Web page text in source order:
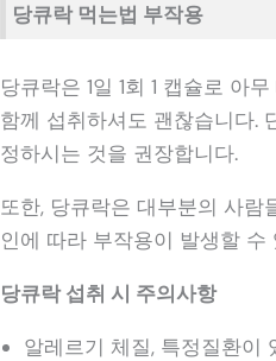
당큐락 먹는법 부작용
당큐락은 1일 1회 1 캡슐로 아
함께 섭취하셔도 괜찮습니다.
정하시는 것을 권장합니다.
또한, 당큐락은 대부분의 사람
인에 따라 부작용이 발생할
당큐락 섭취 시 주의사항
알레르기 체질, 특정질환이